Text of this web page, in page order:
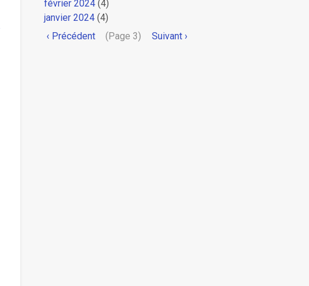
février 2024(4)
janvier 2024(4)
Pagination
Page
‹ Précédent (Page 3)
Page
Suivant ›